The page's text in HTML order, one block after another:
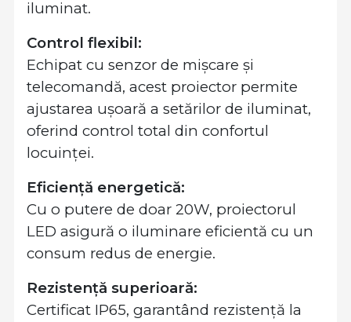
iluminat.
Control flexibil:
Echipat cu senzor de mișcare și
telecomandă, acest proiector permite
ajustarea ușoară a setărilor de iluminat,
oferind control total din confortul
locuinței.
Eficiență energetică:
Cu o putere de doar 20W, proiectorul
LED asigură o iluminare eficientă cu un
consum redus de energie.
Rezistență superioară:
Certificat IP65, garantând rezistență la